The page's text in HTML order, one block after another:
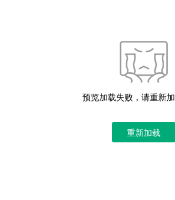
预览加载失败，请重新
重新加载